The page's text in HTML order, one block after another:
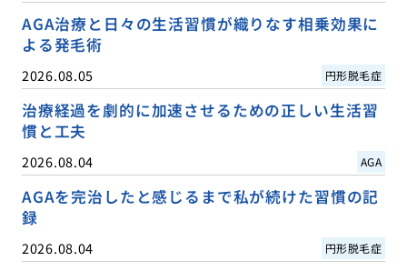
AGA治療と日々の生活習慣が織りなす相乗効果に
よる発毛術
2026.08.05 円形脱毛症
治療経過を劇的に加速させるための正しい生活習
慣と工夫
2026.08.04 AGA
AGAを完治したと感じるまで私が続けた習慣の記
録
2026.08.04 円形脱毛症